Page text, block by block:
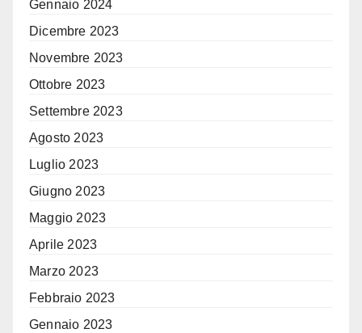
Gennaio 2024
Dicembre 2023
Novembre 2023
Ottobre 2023
Settembre 2023
Agosto 2023
Luglio 2023
Giugno 2023
Maggio 2023
Aprile 2023
Marzo 2023
Febbraio 2023
Gennaio 2023